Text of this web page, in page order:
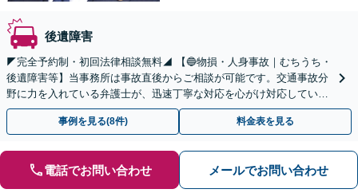
後遺障害
◤完全予約制・初回法律相談無料◢ 【🔵物損・人身事故｜むちうち・
後遺障害等】当事務所は事故直後からご相談が可能です。交通事故分
野に力を入れている弁護士が、迅速丁寧な対応を心がけ対応していま
す。お気軽にお問い合わせください。
事例を見る(8件) 料金表を見る
電話でお問い合わせ メールでお問い合わせ